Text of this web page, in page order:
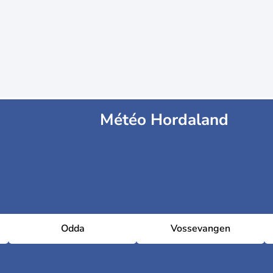
Météo Hordaland
Odda Vossevangen